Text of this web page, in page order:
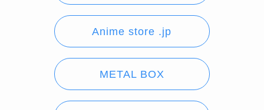
Anime store .jp
METAL BOX